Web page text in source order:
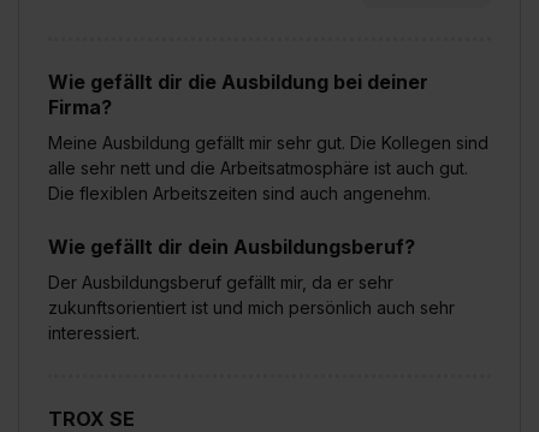
Wie gefällt dir die Ausbildung bei deiner
Firma?
Meine Ausbildung gefällt mir sehr gut. Die Kollegen sind
alle sehr nett und die Arbeitsatmosphäre ist auch gut.
Die flexiblen Arbeitszeiten sind auch angenehm.
Wie gefällt dir dein Ausbildungsberuf?
Der Ausbildungsberuf gefällt mir, da er sehr
zukunftsorientiert ist und mich persönlich auch sehr
interessiert.
TROX SE